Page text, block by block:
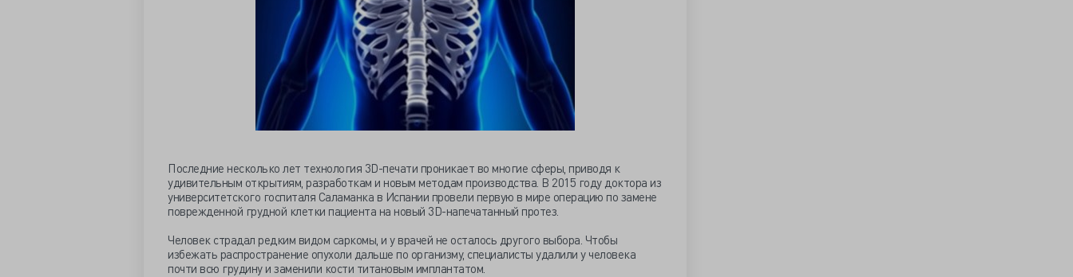
Последние несколько лет технология 3D-печати проникает во многие сферы, приводя к
удивительным открытиям, разработкам и новым методам производства. В 2015 году доктора из
университетского госпиталя Саламанка в Испании провели первую в мире операцию по замене
поврежденной грудной клетки пациента на новый 3D-напечатанный протез.
Человек страдал редким видом саркомы, и у врачей не осталось другого выбора. Чтобы
избежать распространение опухоли дальше по организму, специалисты удалили у человека
почти всю грудину и заменили кости титановым имплантатом.